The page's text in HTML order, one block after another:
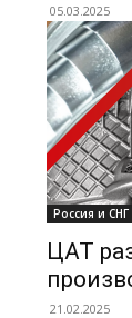
05.03.2025
Россия и СНГ
ЦАТ
21.02.2025